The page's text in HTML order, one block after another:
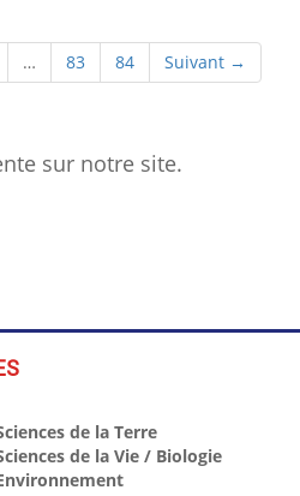
… 83 84 Suivant →
sur notre site.
de la Terre
de la Vie / Biologie